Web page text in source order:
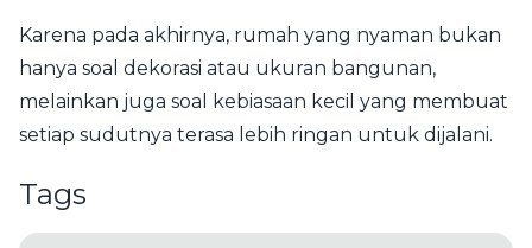
Karena pada akhirnya, rumah yang nyaman bukan
hanya soal dekorasi atau ukuran bangunan,
melainkan juga soal kebiasaan kecil yang membuat
setiap sudutnya terasa lebih ringan untuk dijalani.
Tags